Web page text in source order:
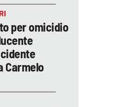
per omicidio
Carmelo